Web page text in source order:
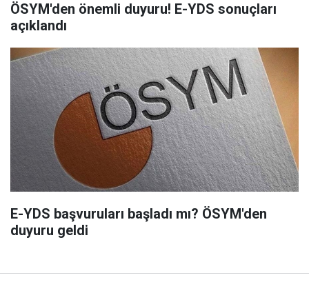
ÖSYM'den önemli duyuru! E-YDS sonuçları
açıklandı
E-YDS başvuruları başladı mı? ÖSYM'den
duyuru geldi